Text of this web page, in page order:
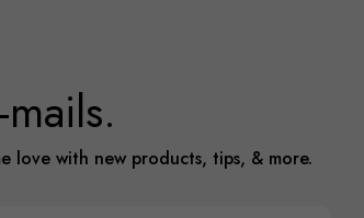
love with new products, tips, & more.